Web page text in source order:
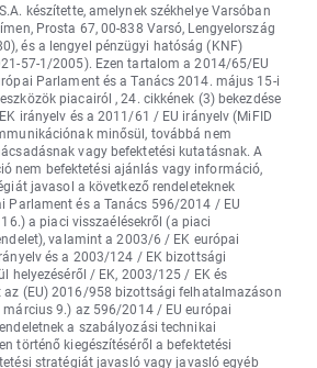
készítette, amelynek székhelye Varsóban
Prosta 67, 00-838 Varsó, Lengyelország
és a lengyel pénzügyi hatóság (KNF)
57-1/2005). Ezen tartalom a 2014/65/EU
Parlament és a Tanács 2014. május 15-i
piacairól , 24. cikkének (3) bekezdése
irányelv és a 2011/61 / EU irányelv (MiFID
minősül, továbbá nem
vagy befektetési kutatásnak. A
nem befektetési ajánlás vagy információ,
javasol a következő rendeleteknek
Parlament és a Tanács 596/2014 / EU
a piaci visszaélésekről (a piaci
valamint a 2003/6 / EK európai
és a 2003/124 / EK bizottsági
helyezéséről / EK, 2003/125 / EK és
(EU) 2016/958 bizottsági felhatalmazáson
9.) az 596/2014 / EU európai
a szabályozási technikai
történő kiegészítéséről a befektetési
stratégiát javasló vagy javasló egyéb